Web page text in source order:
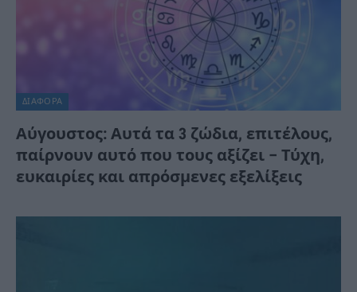
ΔΙΆΦΟΡΑ
Αύγουστος: Αυτά τα 3 ζώδια, επιτέλους,
παίρνουν αυτό που τους αξίζει – Τύχη,
ευκαιρίες και απρόσμενες εξελίξεις